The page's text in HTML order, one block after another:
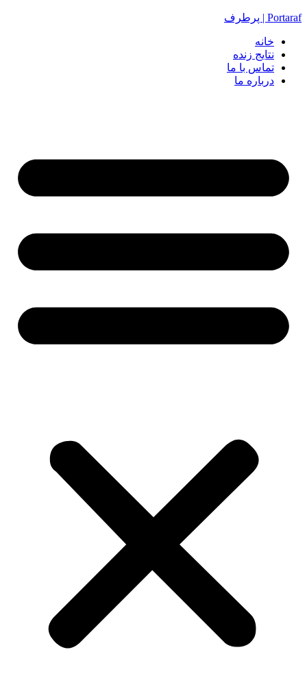
Portaraf | پرطرف
خانه
نتایج زنده
تماس با ما
درباره ما